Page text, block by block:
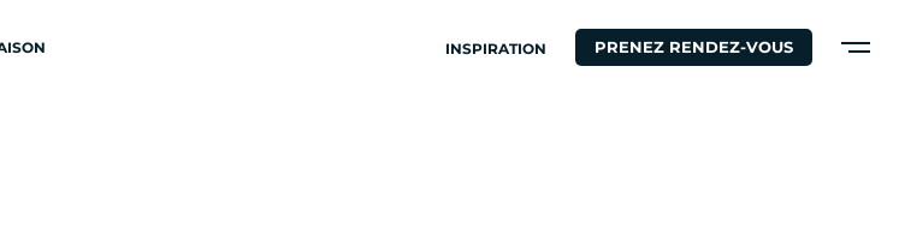
INSPIRATION PRENEZ RENDEZ-VOUS